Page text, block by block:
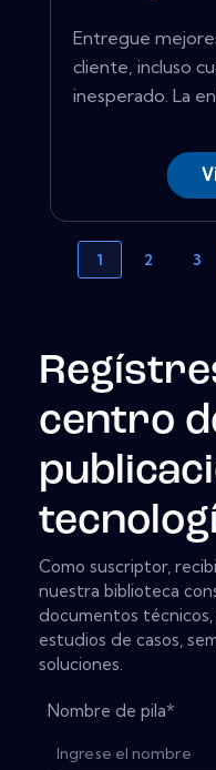
Entregue
cliente, incluso
inesperado. La
1 2 3
centro
Como suscriptor,
nuestra biblioteca
documentos
estudios de casos,
soluciones.
Nombre de pila*